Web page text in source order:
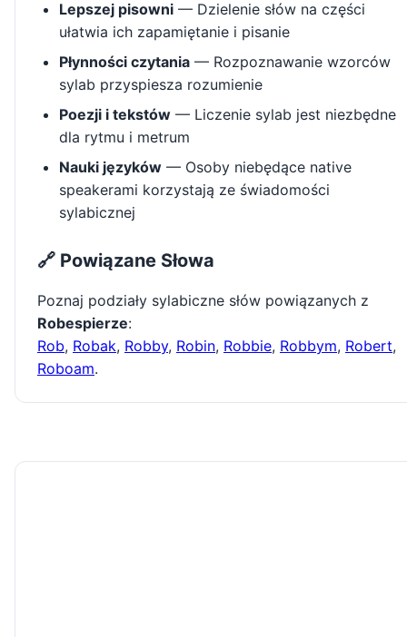
Lepszej pisowni — Dzielenie słów na części
ułatwia ich zapamiętanie i pisanie
Płynności czytania — Rozpoznawanie wzorców
sylab przyspiesza rozumienie
Poezji i tekstów — Liczenie sylab jest niezbędne
dla rytmu i metrum
Nauki języków — Osoby niebędące native
speakerami korzystają ze świadomości
sylabicznej
🔗 Powiązane Słowa
Poznaj podziały sylabiczne słów powiązanych z
Robespierze:
Rob, Robak, Robby, Robin, Robbie, Robbym, Robert,
Roboam.